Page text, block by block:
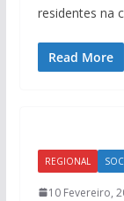
residentes na
Read More
REGIONAL
10 Fevereiro,